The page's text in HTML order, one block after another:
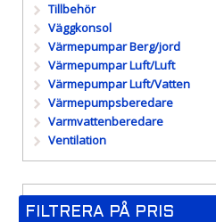
Tillbehör
Väggkonsol
Värmepumpar Berg/jord
Värmepumpar Luft/Luft
Värmepumpar Luft/Vatten
Värmepumpsberedare
Varmvattenberedare
Ventilation
FILTRERA PÅ PRIS